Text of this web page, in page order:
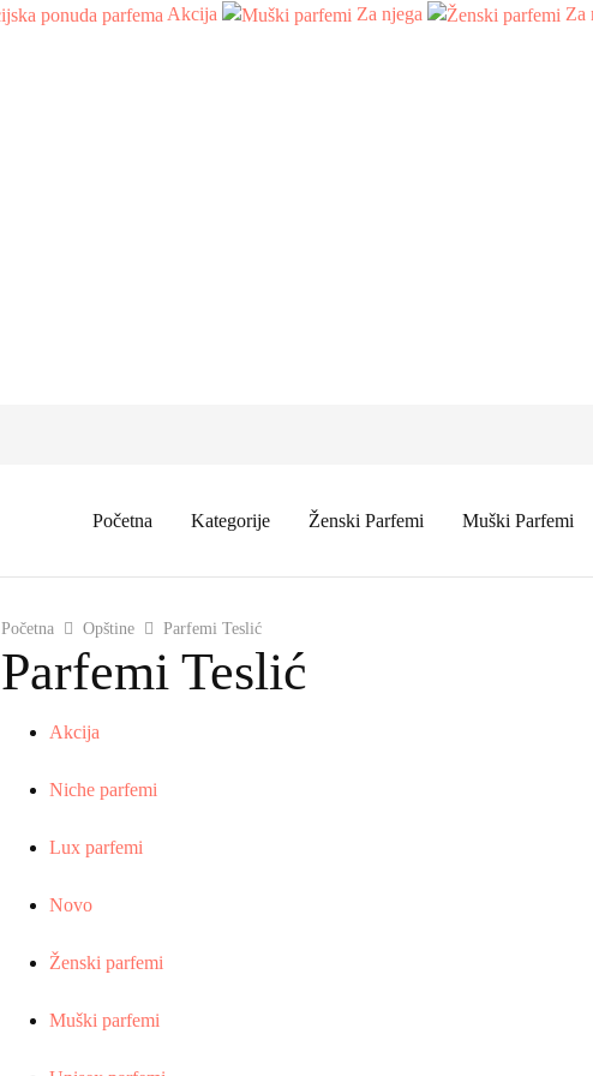
Akcija Za njega
Za
Početna Kategorije Ženski Parfemi Muški Parfemi
Početna Opštine Parfemi Teslić
Parfemi Teslić
Akcija
Niche parfemi
Lux parfemi
Novo
Ženski parfemi
Muški parfemi